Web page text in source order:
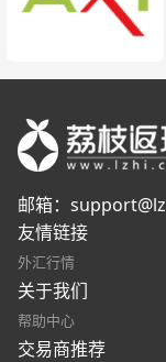
邮箱：
友情链接
外汇行情
关于我们
帮助中心
交易商推荐